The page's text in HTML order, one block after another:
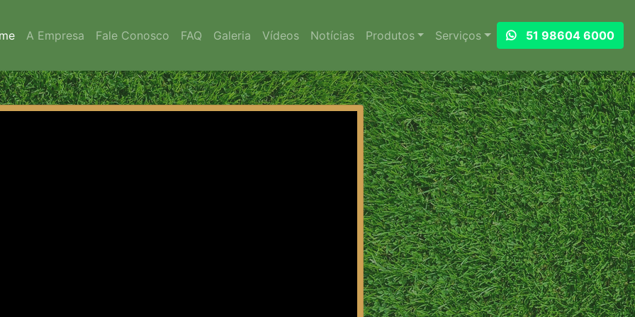
A Empresa Fale Conosco FAQ Galeria Vídeos Notícias Produtos Serviços 51 98604 6000